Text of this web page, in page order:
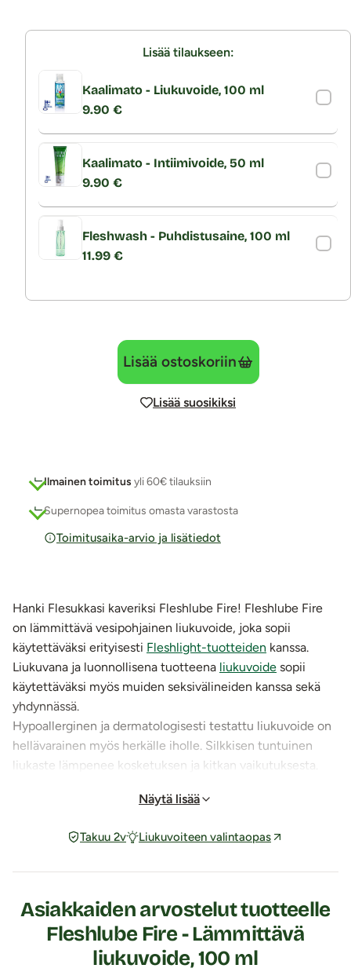
Lisää tilaukseen:
Kaalimato - Liukuvoide, 100 ml
9.90 €
Kaalimato - Intiimivoide, 50 ml
9.90 €
Fleshwash - Puhdistusaine, 100 ml
11.99 €
Lisää ostoskoriin
Lisää suosikiksi
Ilmainen toimitus yli 60€ tilauksiin
Supernopea toimitus omasta varastosta
Toimitusaika-arvio ja lisätiedot
Hanki Flesukkasi kaveriksi Fleshlube Fire! Fleshlube Fire
on lämmittävä vesipohjainen liukuvoide, joka sopii
käytettäväksi erityisesti Fleshlight-tuotteiden kanssa.
Liukuvana ja luonnollisena tuotteena liukuvoide sopii
käytettäväksi myös muiden seksivälineiden kanssa sekä
yhdynnässä.
Hypoallerginen ja dermatologisesti testattu liukuvoide on
hellävarainen myös herkälle iholle. Silkkisen tuntuinen
liukaste lämpenee kosketuksen ja kitkan vaikutuksesta.
pitkään säilyttävä tuote.
Ominaisuudet: Lämmittävä, tuoksuton, mauton, väritön
Koko: 100 ml
Ainesosat (ingredients): Propylene Glycol, Glycerin,
Aqua, Mel Extract, Potassium Sorbate.
Näytä lisää
Takuu 2v Liukuvoiteen valintaopas
Asiakkaiden arvostelut tuotteelle
Fleshlube Fire - Lämmittävä
liukuvoide, 100 ml